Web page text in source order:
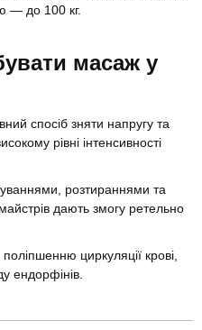
— до 100 кг.
масаж у
спосіб зняти напругу та
рівні інтенсивності
розтираннями та
дають змогу ретельно
циркуляції крові,
ендорфінів.